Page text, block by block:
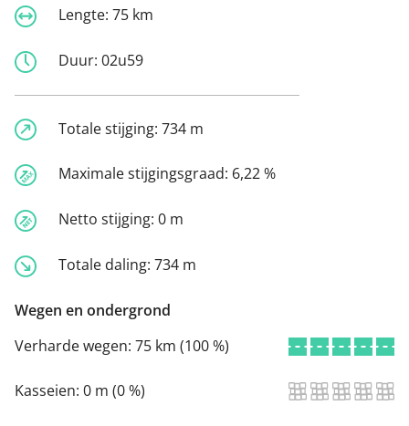
Lengte: 75 km
Duur: 02u59
Totale stijging: 734 m
Maximale stijgingsgraad: 6,22 %
Netto stijging: 0 m
Totale daling: 734 m
Wegen en ondergrond
Verharde wegen: 75 km (100 %)
Kasseien: 0 m (0 %)